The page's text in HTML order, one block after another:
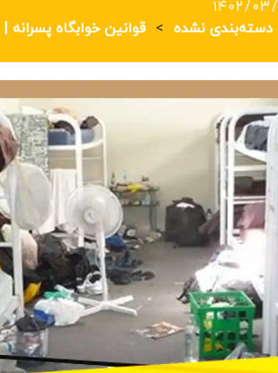
دسته‌بندی نشده > قوانین خوابگاه پسرانه | آشنایی با